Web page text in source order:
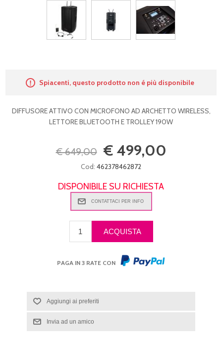
Spiacenti, questo prodotto non é più disponibile
DIFFUSORE ATTIVO CON MICROFONO AD ARCHETTO WIRELESS,
LETTORE BLUETOOTH E TROLLEY 190W
€ 649,00 € 499,00
Cod: 462378462872
DISPONIBILE SU RICHIESTA
PAGA IN 3 RATE CON